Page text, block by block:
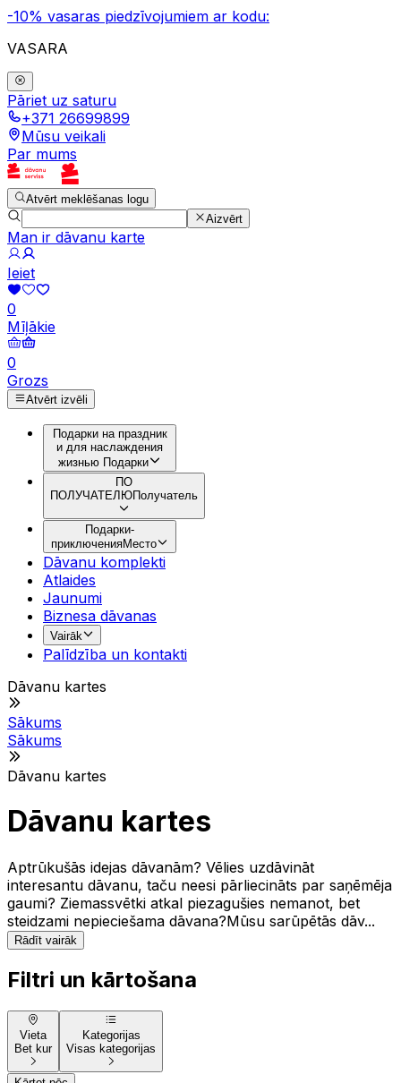
-10% vasaras piedzīvojumiem ar kodu:
VASARA
Pāriet uz saturu
+371 26699899
Mūsu veikali
Par mums
Atvērt meklēšanas logu
Aizvērt
Man ir dāvanu karte
Ieiet
0
Mīļākie
0
Grozs
Atvērt izvēli
Подарки на праздник
и для наслаждения
жизнью Подарки
ПО
ПОЛУЧАТЕЛЮПолучатель
Подарки-
приключенияМесто
Dāvanu komplekti
Atlaides
Jaunumi
Biznesa dāvanas
Vairāk
Palīdzība un kontakti
Dāvanu kartes
Sākums
Sākums
Dāvanu kartes
Dāvanu kartes
Aptrūkušās idejas dāvanām? Vēlies uzdāvināt
interesantu dāvanu, taču neesi pārliecināts par saņēmēja
gaumi? Ziemassvētki atkal piezagušies nemanot, bet
steidzami nepieciešama dāvana?Mūsu sarūpētās dāv...
Rādīt vairāk
Filtri un kārtošana
Vieta
Bet kur
Kategorijas
Visas kategorijas